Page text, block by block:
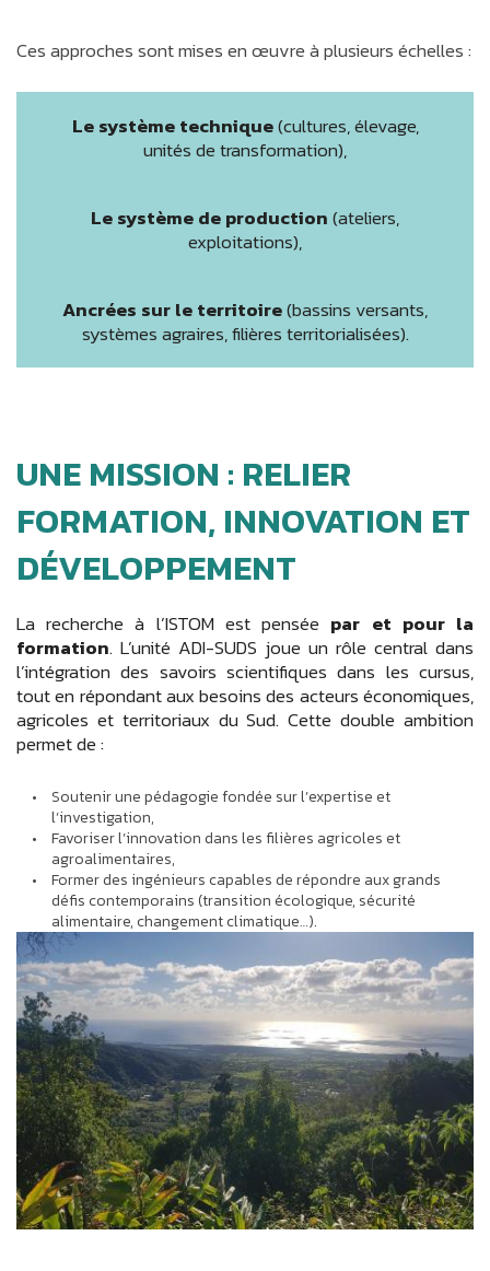
Ces approches sont mises en œuvre à plusieurs échelles :
Le système technique(cultures, élevage,
unités de transformation),
Le système de production(ateliers,
exploitations),
Ancrées sur le territoire(bassins versants,
systèmes agraires, filières territorialisées).
UNE MISSION : RELIER
FORMATION, INNOVATION ET
DÉVELOPPEMENT
La recherche à l’ISTOM est pensée par et pour la
formation. L’unité ADI-SUDS joue un rôle central dans
l’intégration des savoirs scientifiques dans les cursus,
tout en répondant aux besoins des acteurs économiques,
agricoles et territoriaux du Sud. Cette double ambition
permet de :
Soutenir une pédagogie fondée sur l’expertise et
l’investigation,
Favoriser l’innovation dans les filières agricoles et
agroalimentaires,
Former des ingénieurs capables de répondre aux grands
défis contemporains (transition écologique, sécurité
alimentaire, changement climatique…).